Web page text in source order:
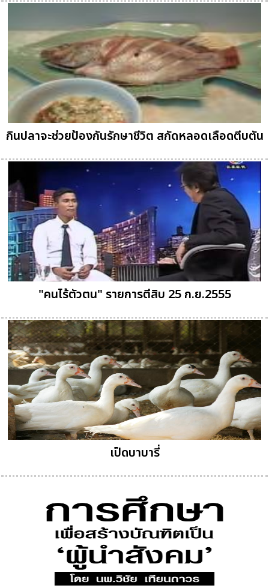
กินปลาจะช่วยป้องกันรักษาชีวิต สกัดหลอดเลือดตีบตัน
"คนไร้ตัวตน" รายการตีสิบ 25 ก.ย.2555
เป็ดบาบารี่